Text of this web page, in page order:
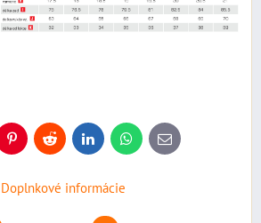
PinterestReddit LinkedInWhatsApp
E-
mail
Doplnkové informácie